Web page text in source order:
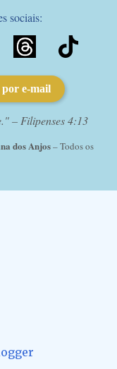
sociais:
por e-mail
– Filipenses 4:13
dos Anjos– Todos os